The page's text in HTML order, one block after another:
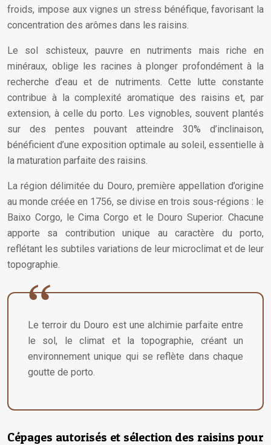
froids, impose aux vignes un stress bénéfique, favorisant la
concentration des arômes dans les raisins.
Le sol schisteux, pauvre en nutriments mais riche en
minéraux, oblige les racines à plonger profondément à la
recherche d’eau et de nutriments. Cette lutte constante
contribue à la complexité aromatique des raisins et, par
extension, à celle du porto. Les vignobles, souvent plantés
sur des pentes pouvant atteindre 30% d’inclinaison,
bénéficient d’une exposition optimale au soleil, essentielle à
la maturation parfaite des raisins.
La région délimitée du Douro, première appellation d’origine
au monde créée en 1756, se divise en trois sous-régions : le
Baixo Corgo, le Cima Corgo et le Douro Superior. Chacune
apporte sa contribution unique au caractère du porto,
reflétant les subtiles variations de leur microclimat et de leur
topographie.
Le terroir du Douro est une alchimie parfaite entre
le sol, le climat et la topographie, créant un
environnement unique qui se reflète dans chaque
goutte de porto.
Cépages autorisés et sélection des raisins pour